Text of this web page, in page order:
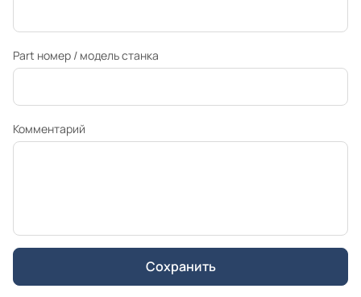
Part номер / модель станка
Комментарий